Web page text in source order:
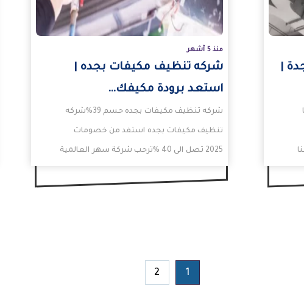
|
منذ 5 أشهر
شركه تنظيف مكيفات بجده |
استعد برودة مكيفك…
شركه تنظيف مكيفات بجده حسم 39%شركه
تنظيف مكيفات بجده استفد من خصومات
2025 تصل الى 40 %ترحب شركة سهر العالمية
1
2